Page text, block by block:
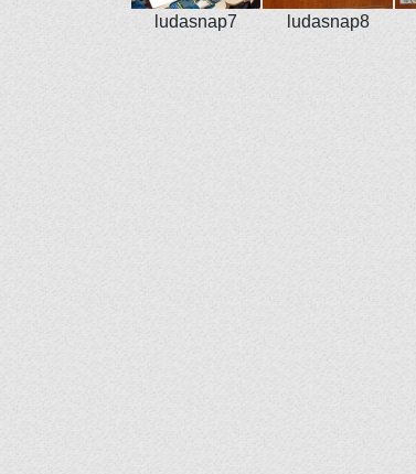
ludasnap7 ludasnap8